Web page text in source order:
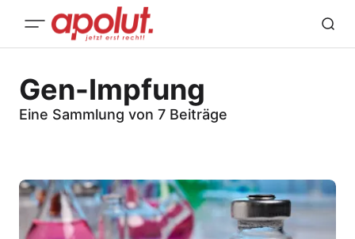
Gen-Impfung
Eine Sammlung von 7 Beiträge